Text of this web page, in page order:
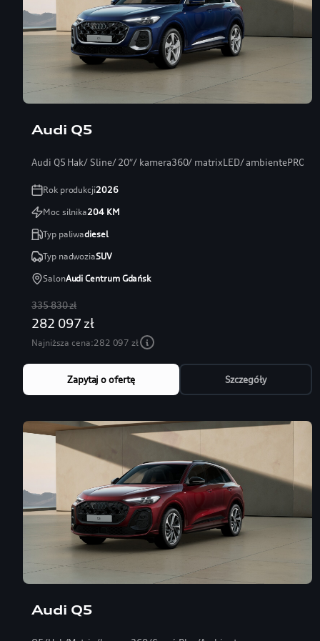
Audi Q5
Audi Q5 Hak/ Sline/ 20″/ kamera360/ matrixLED/ ambientePRO/
Rok produkcji2026
Moc silnika204KM
Typ paliwadiesel
Typ nadwoziaSUV
SalonAudi Centrum Gdańsk
335 830 zł
282 097 zł
Najniższa cena:282 097 zł
Zapytaj o ofertę Szczegóły
Audi Q5